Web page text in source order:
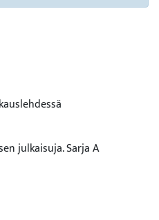
julkaisuja. Sarja A